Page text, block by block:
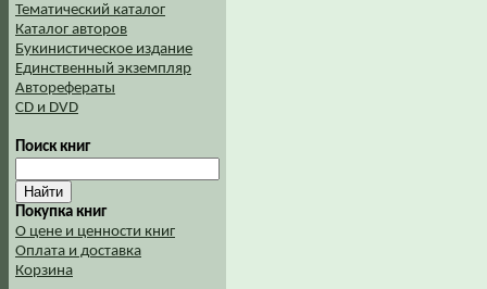
Тематический каталог
Каталог авторов
Букинистическое издание
Единственный экземпляр
Авторефераты
CD и DVD
Поиск книг
Покупка книг
О цене и ценности книг
Оплата и доставка
Корзина